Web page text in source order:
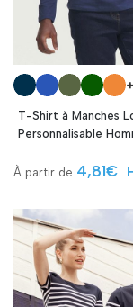
T-Shirt à Manches
Personnalisable
4,81€